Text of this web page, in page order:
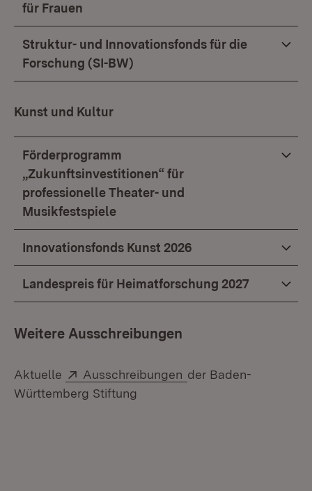
für Frauen
Struktur- und Innovationsfonds für die
Forschung (SI-BW)
Kunst und Kultur
Förderprogramm
„Zukunftsinvestitionen“ für
professionelle Theater- und
Musikfestspiele
Innovationsfonds Kunst 2026
Landespreis für Heimatforschung 2027
Weitere Ausschreibungen
Aktuelle Extern:
Ausschreibungen (Öffnet in neuem
der Baden-
Württemberg Stiftung